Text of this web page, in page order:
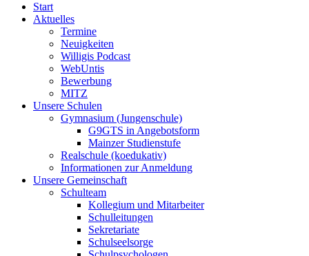
Start
Aktuelles
Termine
Neuigkeiten
Willigis Podcast
WebUntis
Bewerbung
MITZ
Unsere Schulen
Gymnasium (Jungenschule)
G9GTS in Angebotsform
Mainzer Studienstufe
Realschule (koedukativ)
Informationen zur Anmeldung
Unsere Gemeinschaft
Schulteam
Kollegium und Mitarbeiter
Schulleitungen
Sekretariate
Schulseelsorge